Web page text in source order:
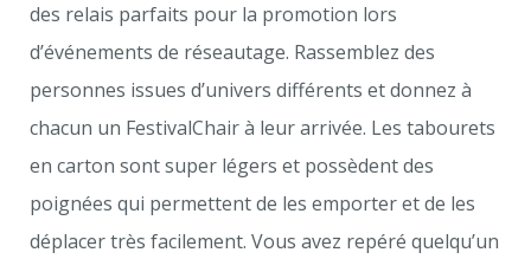
des relais parfaits pour la promotion lors
d’événements de réseautage. Rassemblez des
personnes issues d’univers différents et donnez à
chacun un FestivalChair à leur arrivée. Les tabourets
en carton sont super légers et possèdent des
poignées qui permettent de les emporter et de les
déplacer très facilement. Vous avez repéré quelqu’un